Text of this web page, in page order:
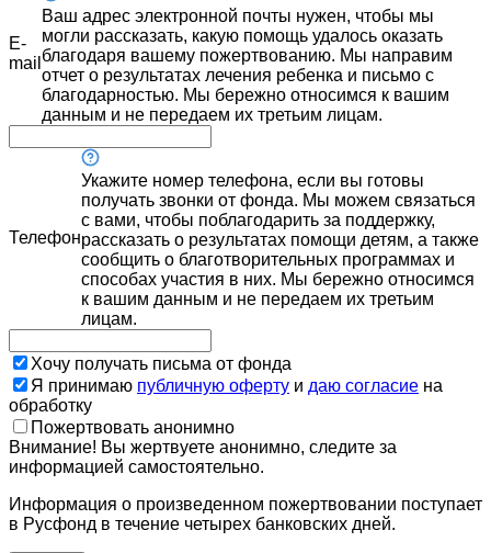
E-
mail
Ваш адрес электронной почты нужен, чтобы мы
могли рассказать, какую помощь удалось оказать
благодаря вашему пожертвованию. Мы направим
отчет о результатах лечения ребенка и письмо с
благодарностью. Мы бережно относимся к вашим
данным и не передаем их третьим лицам.
Телефон
Укажите номер телефона, если вы готовы
получать звонки от фонда. Мы можем связаться
с вами, чтобы поблагодарить за поддержку,
рассказать о результатах помощи детям, а также
сообщить о благотворительных программах и
способах участия в них. Мы бережно относимся
к вашим данным и не передаем их третьим
лицам.
Хочу получать письма от фонда
Я принимаю публичную оферту и даю согласие на
обработку
Пожертвовать анонимно
Внимание! Вы жертвуете анонимно, следите за
информацией самостоятельно.
Информация о произведенном пожертвовании поступает
в Русфонд в течение четырех банковских дней.